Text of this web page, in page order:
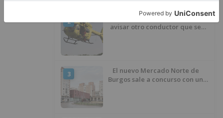
2
Fallece un ciclista en Burgos tras
avisar otro conductor que se
3
El nuevo Mercado Norte de
Burgos sale a concurso con un